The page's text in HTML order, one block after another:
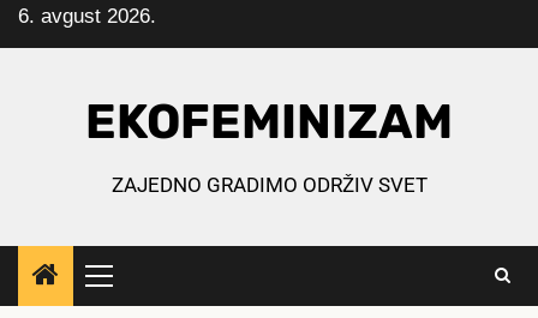
Skip
to
6. avgust 2026.
EKOFEMINIZAM
ZAJEDNO GRADIMO ODRŽIV SVET
Primary
Menu